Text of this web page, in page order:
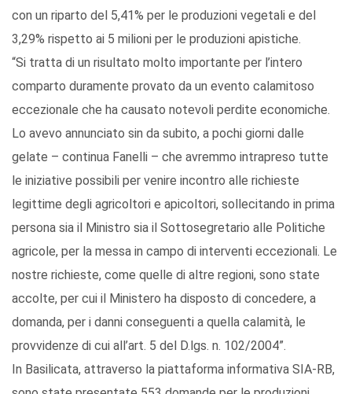
con un riparto del 5,41% per le produzioni vegetali e del
3,29% rispetto ai 5 milioni per le produzioni apistiche.
“Si tratta di un risultato molto importante per l’intero
comparto duramente provato da un evento calamitoso
eccezionale che ha causato notevoli perdite economiche.
Lo avevo annunciato sin da subito, a pochi giorni dalle
gelate – continua Fanelli – che avremmo intrapreso tutte
le iniziative possibili per venire incontro alle richieste
legittime degli agricoltori e apicoltori, sollecitando in prima
persona sia il Ministro sia il Sottosegretario alle Politiche
agricole, per la messa in campo di interventi eccezionali. Le
nostre richieste, come quelle di altre regioni, sono state
accolte, per cui il Ministero ha disposto di concedere, a
domanda, per i danni conseguenti a quella calamità, le
provvidenze di cui all’art. 5 del D.lgs. n. 102/2004”.
In Basilicata, attraverso la piattaforma informativa SIA-RB,